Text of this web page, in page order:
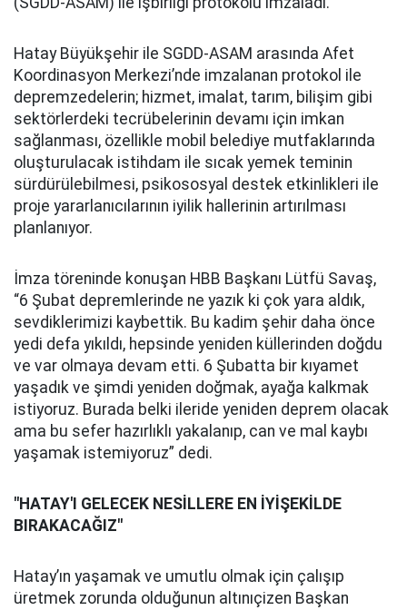
Hatay Büyükşehir ile SGDD-ASAM arasında Afet
Koordinasyon Merkezi’nde imzalanan protokol ile
depremzedelerin; hizmet, imalat, tarım, bilişim gibi
sektörlerdeki tecrübelerinin devamı için imkan
sağlanması, özellikle mobil belediye mutfaklarında
oluşturulacak istihdam ile sıcak yemek teminin
sürdürülebilmesi, psikososyal destek etkinlikleri ile
proje yararlanıcılarının iyilik hallerinin artırılması
planlanıyor.
İmza töreninde konuşan HBB Başkanı Lütfü Savaş,
“6 Şubat depremlerinde ne yazık ki çok yara aldık,
sevdiklerimizi kaybettik. Bu kadim şehir daha önce
yedi defa yıkıldı, hepsinde yeniden küllerinden doğdu
ve var olmaya devam etti. 6 Şubatta bir kıyamet
yaşadık ve şimdi yeniden doğmak, ayağa kalkmak
istiyoruz. Burada belki ileride yeniden deprem olacak
ama bu sefer hazırlıklı yakalanıp, can ve mal kaybı
yaşamak istemiyoruz” dedi.
"HATAY'I GELECEK NESİLLERE EN İYİŞEKİLDE
BIRAKACAĞIZ"
Hatay’ın yaşamak ve umutlu olmak için çalışıp
üretmek zorunda olduğunun altınıçizen Başkan